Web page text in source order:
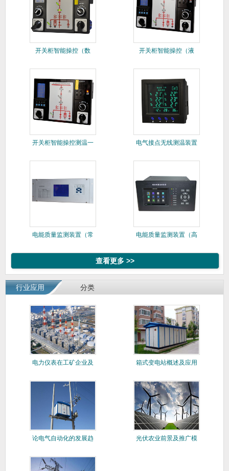
开关柜智能操控（数 开关柜智能操控（液
开关柜智能操控测温一 电气接点无线测温装置
电能质量监测装置（常 电能质量监测装置（高
查看更多 >>
行业应用 分类
电力仪表在工矿企业及 箱式变电站概述及应用
论电气自动化的发展趋 光伏农业前景及推广模